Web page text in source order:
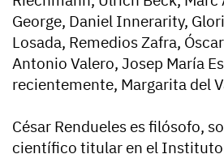
George, Daniel Innerarity,
Losada, Remedios Zafra,
Antonio Valero, Josep María
recientemente, Margarita del
César Rendueles es filósofo,
científico titular en el Instituto